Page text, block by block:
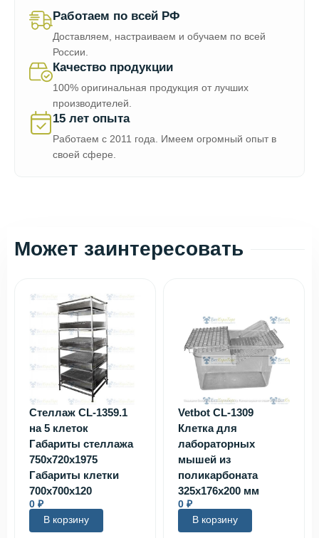
Работаем по всей РФ
Доставляем, настраиваем и обучаем по всей
России.
Качество продукции
100% оригинальная продукция от лучших
производителей.
15 лет опыта
Работаем с 2011 года. Имеем огромный опыт в
своей сфере.
Может заинтересовать
Стеллаж CL-1359.1
на 5 клеток
Габариты стеллажа
750х720х1975
Габариты клетки
700х700х120
0 ₽
В корзину
Vetbot CL-1309
Клетка для
лабораторных
мышей из
поликарбоната
325х176х200 мм
0 ₽
В корзину